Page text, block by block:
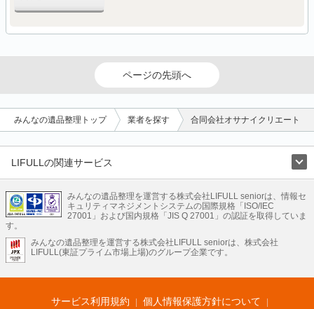
ページの先頭へ
みんなの遺品整理トップ 業者を探す 合同会社オサナイクリエート
LIFULLの関連サービス
不動産・住宅
引越し 老人ホーム 地方創生
ママの就労支援
不動産クラウドファンディング 遺品整理 老後の暮らし情報
LIFULL HOME'Sのサービス
不動産・住宅
不動産査定 マンション専門売却査定 不動産投資 アドバイザー
不動産アーカイブ
空き家バンク 家賃相場 不動産会社
不動産用語集 住まいのお役立ち情報 LIFULL HOME'S PRESS
みんなの遺品整理を運営する株式会社LIFULL seniorは、情報セ
キュリティマネジメントシステムの国際規格「ISO/IEC
27001」および国内規格「JIS Q 27001」の認証を取得していま
す。
みんなの遺品整理を運営する株式会社LIFULL seniorは、株式会社
LIFULL(東証プライム市場上場)のグループ企業です。
サービス利用規約 個人情報保護方針について